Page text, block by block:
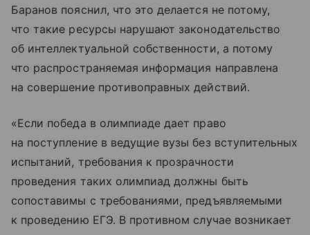
Баранов пояснил, что это делается не потому,
что такие ресурсы нарушают законодательство
об интеллектуальной собственности, а потому
что распространяемая информация направлена
на совершение противоправных действий.
«Если победа в олимпиаде дает право
на поступление в ведущие вузы без вступительных
испытаний, требования к прозрачности
проведения таких олимпиад должны быть
сопоставимы с требованиями, предъявляемыми
к проведению ЕГЭ. В противном случае возникает